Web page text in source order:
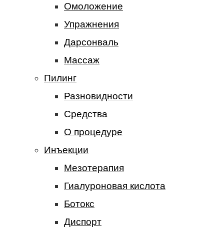
Омоложение
Упражнения
Дарсонваль
Массаж
Пилинг
Разновидности
Средства
О процедуре
Инъекции
Мезотерапия
Гиалуроновая кислота
Ботокс
Диспорт